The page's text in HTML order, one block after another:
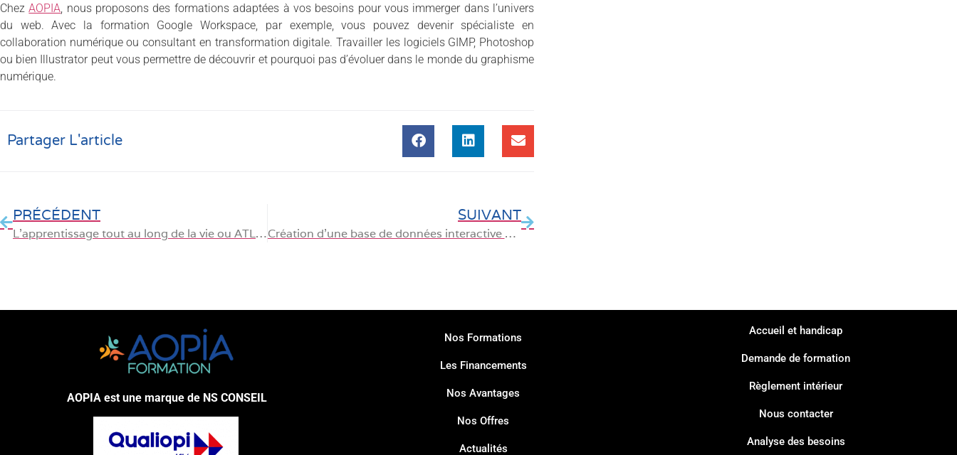
Chez AOPIA, nous proposons des formations adaptées à vos besoins pour vous immerger dans l’univers
du web. Avec la formation Google Workspace, par exemple, vous pouvez devenir spécialiste en
collaboration numérique ou consultant en transformation digitale. Travailler les logiciels GIMP, Photoshop
ou bien Illustrator peut vous permettre de découvrir et pourquoi pas d’évoluer dans le monde du graphisme
numérique.
Partager L'article
PRÉCÉDENT
L’apprentissage tout au long de la vie ou ATLV : la clé pour rester compétitif
SUIVANT
Création d’une base de données interactive avec Google Sheets
AOPIA est une marque de NS CONSEIL
Nos Formations
Les Financements
Nos Avantages
Nos Offres
Actualités
Accueil et handicap
Demande de formation
Règlement intérieur
Nous contacter
Analyse des besoins